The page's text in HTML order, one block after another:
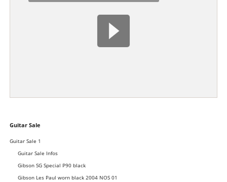
Navigation
Guitar Sale
Guitar Sale 1
Guitar Sale Infos
Gibson SG Special P90 black
Gibson Les Paul worn black 2004 NOS 01